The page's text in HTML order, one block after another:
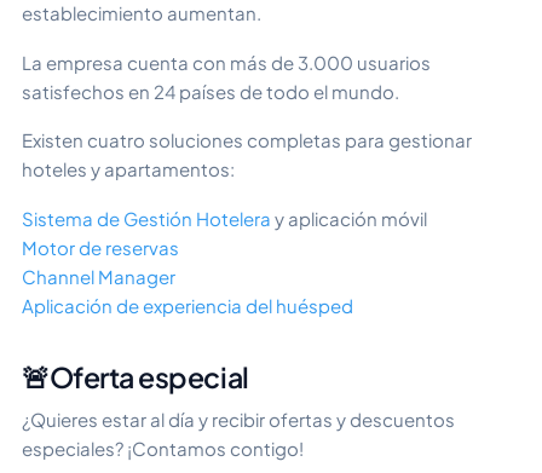
establecimiento aumentan.
La empresa cuenta con más de 3.000 usuarios
satisfechos en 24 países de todo el mundo.
Existen cuatro soluciones completas para gestionar
hoteles y apartamentos:
Sistema de Gestión Hotelera y aplicación móvil
Motor de reservas
Channel Manager
Aplicación de experiencia del huésped
🚨Oferta especial
¿Quieres estar al día y recibir ofertas y descuentos
especiales? ¡Contamos contigo!